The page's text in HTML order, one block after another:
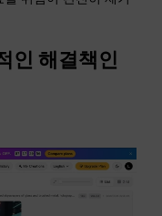
인 해결책인